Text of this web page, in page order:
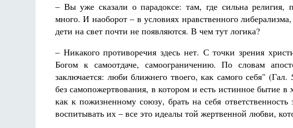
– Вы уже сказали о парадоксе: там, где сильна религия,
много. И наоборот – в условиях нравственного
дети на свет почти не появляются. В чем тут логика?
– Никакого противоречия здесь нет. С точки зрения
Богом к самоотдаче, самоограничению. По словам
заключается: люби ближнего твоего, как самого себя"
без самопожертвования, в котором и есть истинное бытие
как к пожизненному союзу, брать на себя
воспитывать их – все это идеалы той жертвенной любви,